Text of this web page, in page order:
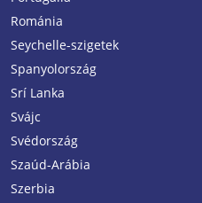
Románia
Seychelle-szigetek
Spanyolország
Srí Lanka
Svájc
Svédország
Szaúd-Arábia
Szerbia